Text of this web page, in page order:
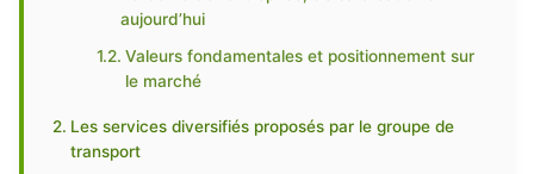
aujourd’hui
Valeurs fondamentales et positionnement sur
le marché
Les services diversifiés proposés par le groupe de
transport